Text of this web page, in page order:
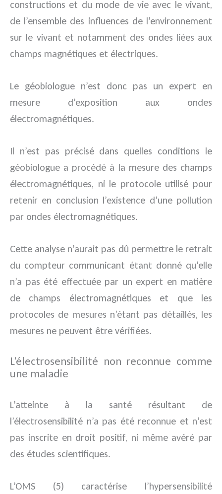
constructions et du mode de vie avec le vivant,
de l’ensemble des influences de l’environnement
sur le vivant et notamment des ondes liées aux
champs magnétiques et électriques.
Le géobiologue n’est donc pas un expert en
mesure d’exposition aux ondes
électromagnétiques.
Il n’est pas précisé dans quelles conditions le
géobiologue a procédé à la mesure des champs
électromagnétiques, ni le protocole utilisé pour
retenir en conclusion l’existence d’une pollution
par ondes électromagnétiques.
Cette analyse n’aurait pas dû permettre le retrait
du compteur communicant étant donné qu’elle
n’a pas été effectuée par un expert en matière
de champs électromagnétiques et que les
protocoles de mesures n’étant pas détaillés, les
mesures ne peuvent être vérifiées.
L’électrosensibilité non reconnue comme
une maladie
L’atteinte à la santé résultant de
l’électrosensibilité n’a pas été reconnue et n’est
pas inscrite en droit positif, ni même avéré par
des études scientifiques.
L’OMS (5) caractérise l’hypersensibilité